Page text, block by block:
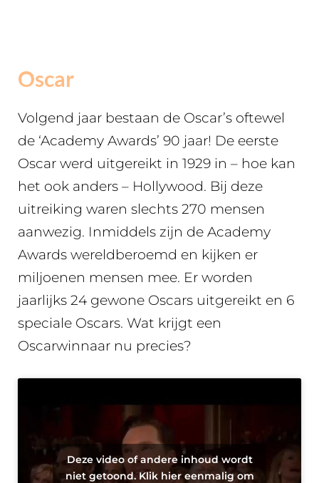
Oscar
Volgend jaar bestaan de Oscar’s oftewel
de ‘Academy Awards’ 90 jaar! De eerste
Oscar werd uitgereikt in 1929 in – hoe kan
het ook anders – Hollywood. Bij deze
uitreiking waren slechts 270 mensen
aanwezig. Inmiddels zijn de Academy
Awards wereldberoemd en kijken er
miljoenen mensen mee. Er worden
jaarlijks 24 gewone Oscars uitgereikt en 6
speciale Oscars. Wat krijgt een
Oscarwinnaar nu precies?
Deze video of andere inhoud wordt
niet getoond. Klik hier eenmalig om